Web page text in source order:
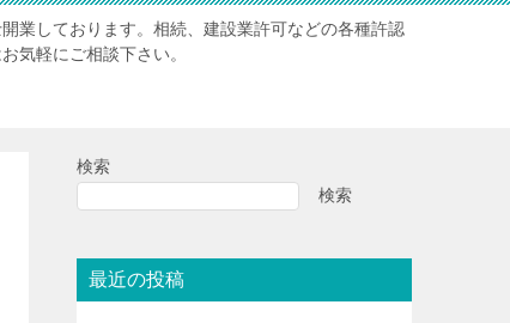
業しております。相続、建設業許可などの各種許認
気軽にご相談下さい。
検索
検索
最近の投稿